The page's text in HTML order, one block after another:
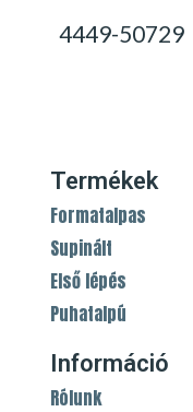
4449-50729
Termékek
Formatalpas
Supinált
Első lépés
Puhatalpú
Információ
Rólunk